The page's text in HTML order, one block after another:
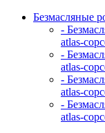
Безмасляные
-
atlas-
-
atlas-
-
atlas-
-
atlas-